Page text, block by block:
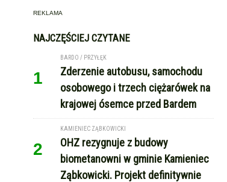
REKLAMA
NAJCZĘŚCIEJ CZYTANE
1
BARDO / PRZYŁĘK
Zderzenie autobusu, samochodu
osobowego i trzech ciężarówek na
krajowej ósemce przed Bardem
2
KAMIENIEC ZĄBKOWICKI
OHZ rezygnuje z budowy
biometanowni w gminie Kamieniec
Ząbkowicki. Projekt definitywnie